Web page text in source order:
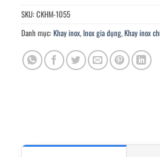
SKU: CKHM-1055
Danh mục: Khay inox, Inox gia dụng,Khay inox